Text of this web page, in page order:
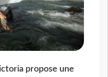
propose une